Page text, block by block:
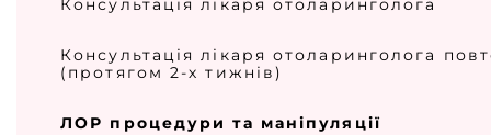
Консультація лікаря отоларинголога
Консультація лікаря отоларинголога
(протягом 2-х тижнів)
ЛОР процедури та маніпуляції